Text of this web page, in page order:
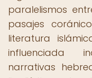
paralelismos
pasajes
literatura
influenciada
narrativas